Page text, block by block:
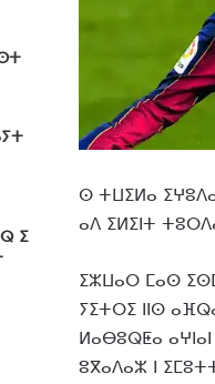
ⵙ ⵜⵡⵉⵍⴰ
ⴰⴷ ⵉⵍⵉⵏⵜ
ⵉⵣⵡⴰⵔ ⵎⴰⵙ
ⵢⵉⵜⵔⵉ ⵏⵏⵙ
ⵍⴰⴱⵓⵕⵟⴰ
ⵓⴳⴰⴷⴰⵣ ⵏ
ⵉ